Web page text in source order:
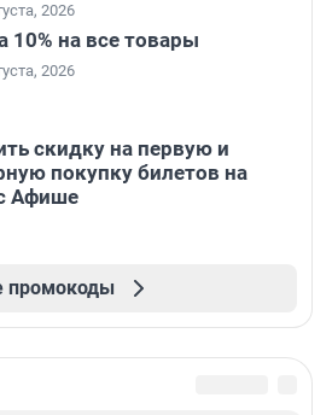
2026
10% на все товары
2026
скидку на первую и
покупку билетов на
Афише
промокоды